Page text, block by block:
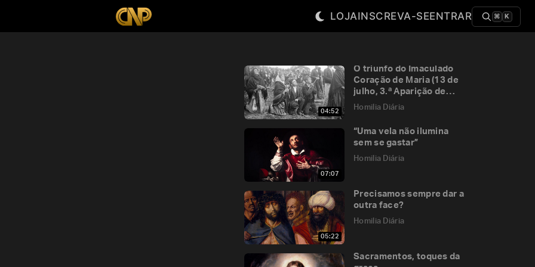
LOJAINSCREVA-SEENTRAR ⌘ K
04:52
O triunfo do Imaculado
Coração de Maria (13 de
julho, 3.ª Aparição de
Fátima)
Homilia Diária
07:07
“Uma vela não ilumina
sem se gastar”
Homilia Diária
05:22
Precisamos sempre dar a
outra face?
Homilia Diária
Sacramentos, toques da